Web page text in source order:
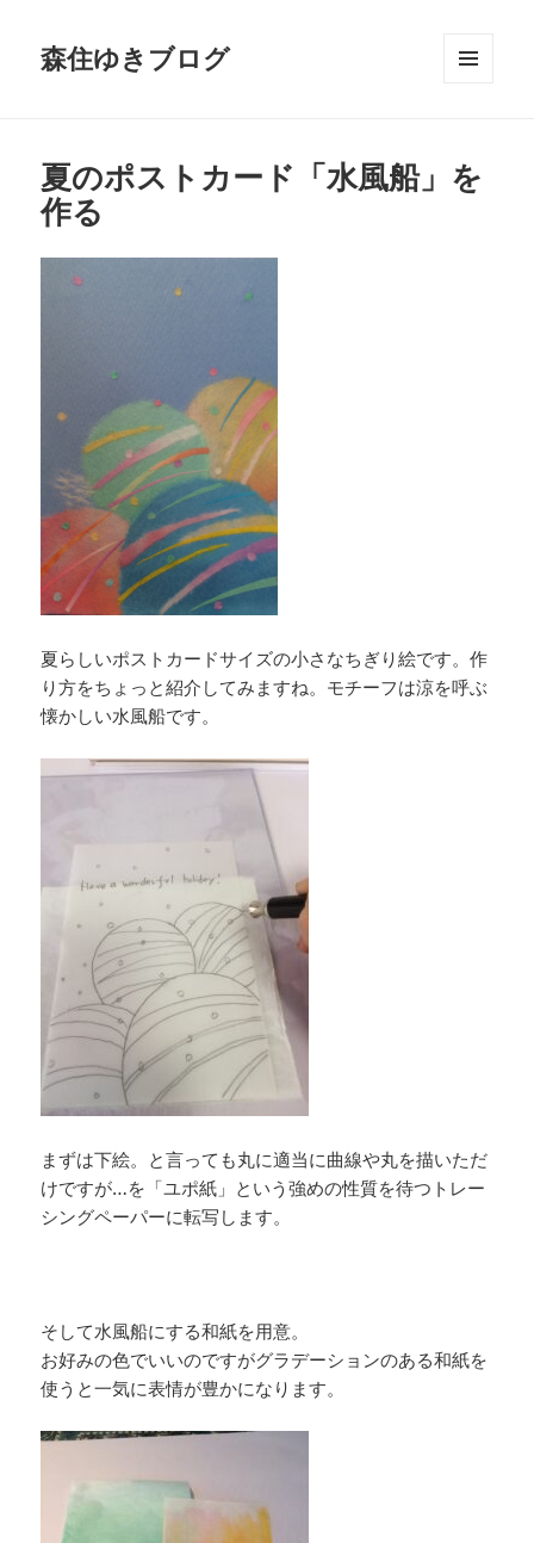
森住ゆきブログ
夏のポストカード「水風船」を
作る
夏らしいポストカードサイズの小さなちぎり絵です。作
り方をちょっと紹介してみますね。モチーフは涼を呼ぶ
懐かしい水風船です。
まずは下絵。と言っても丸に適当に曲線や丸を描いただ
けですが…を「ユポ紙」という強めの性質を待つトレー
シングペーパーに転写します。
そして水風船にする和紙を用意。
お好みの色でいいのですがグラデーションのある和紙を
使うと一気に表情が豊かになります。